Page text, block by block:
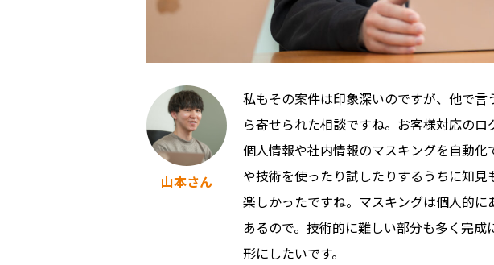
山本さん
私もその案件は印象深いのですが、他で
ら寄せられた相談ですね。お客様対応のロ
個人情報や社内情報のマスキングを自動
や技術を使ったり試したりするうちに知
楽しかったですね。マスキングは個人的
あるので。技術的に難しい部分も多く完
形にしたいです。